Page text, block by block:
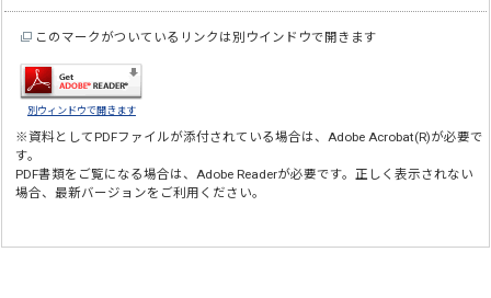
このマークがついているリンクは別ウインドウで開きます
別ウィンドウで開きます
※資料としてPDFファイルが添付されている場合は、Adobe Acrobat(R)が必要で
す。
PDF書類をご覧になる場合は、Adobe Readerが必要です。正しく表示されない
場合、最新バージョンをご利用ください。